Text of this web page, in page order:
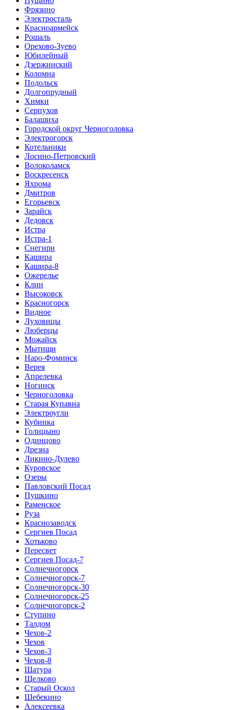
Фрязино
Электросталь
Красноармейск
Рошаль
Орехово-Зуево
Юбилейный
Дзержинский
Коломна
Подольск
Долгопрудный
Химки
Серпухов
Балашиха
Городской округ Черноголовка
Электрогорск
Котельники
Лосино-Петровский
Волоколамск
Воскресенск
Яхрома
Дмитров
Егорьевск
Зарайск
Дедовск
Истра
Истра-1
Снегири
Кашира
Кашира-8
Ожерелье
Клин
Высоковск
Красногорск
Видное
Луховицы
Люберцы
Можайск
Мытищи
Наро-Фоминск
Верея
Апрелевка
Ногинск
Черноголовка
Старая Купавна
Электроугли
Кубинка
Голицыно
Одинцово
Дрезна
Ликино-Дулево
Куровское
Озеры
Павловский Посад
Пушкино
Раменское
Руза
Краснозаводск
Сергиев Посад
Хотьково
Пересвет
Сергиев Посад-7
Солнечногорск
Солнечногорск-7
Солнечногорск-30
Солнечногорск-25
Солнечногорск-2
Ступино
Талдом
Чехов-2
Чехов
Чехов-3
Чехов-8
Шатура
Щелково
Старый Оскол
Шебекино
Алексеевка